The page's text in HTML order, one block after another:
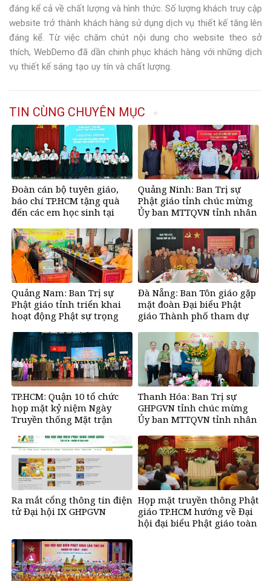
đáng kể cả về chất lượng và hình thức. Số lượng khách truy cập
website trở thành khách hàng sử dụng dịch vụ thiết kế tăng lên
đáng kể. Từ việc chăm chút nội dung cho website theo sở
thích, WebDemo đã dần chinh phục khách hàng với những dịch
vụ thiết kế sáng tạo uy tín và chất lượng.
TIN CÙNG CHUYÊN MỤC
Đoàn cán bộ tuyên giáo,
báo chí TP.HCM tặng quà
đến các em học sinh tại
Quảng Ninh: Ban Trị sự
Phật giáo tỉnh chúc mừng
Ủy ban MTTQVN tỉnh nhân
Quảng Nam: Ban Trị sự
Phật giáo tỉnh triển khai
hoạt động Phật sự trọng
Đà Nẵng: Ban Tôn giáo gặp
mặt đoàn Đại biểu Phật
giáo Thành phố tham dự
TP.HCM: Quận 10 tổ chức
họp mặt kỷ niệm Ngày
Truyền thống Mặt trận
Thanh Hóa: Ban Trị sự
GHPGVN tỉnh chúc mừng
Ủy ban MTTQVN tỉnh nhân
Ra mắt cổng thông tin điện
tử Đại hội IX GHPGVN
Họp mặt truyền thông Phật
giáo TP.HCM hướng về Đại
hội đại biểu Phật giáo toàn